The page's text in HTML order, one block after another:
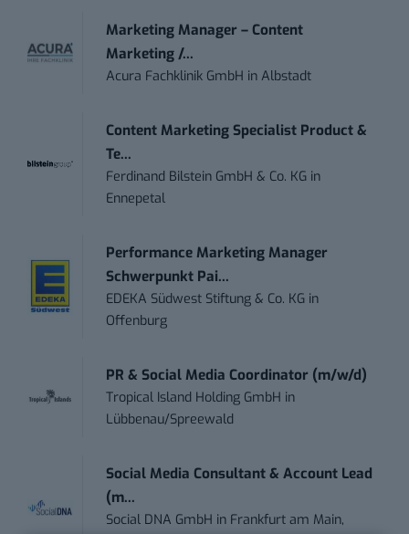
Marketing Manager – Content
Marketing /...
Acura Fachklinik GmbH inAlbstadt
Content Marketing Specialist Product &
Te...
Ferdinand Bilstein GmbH & Co. KG in
Ennepetal
Performance Marketing Manager
Schwerpunkt Pai...
EDEKA Südwest Stiftung & Co. KG in
Offenburg
PR & Social Media Coordinator (m/w/d)
Tropical Island Holding GmbH in
Lübbenau/Spreewald
Social Media Consultant & Account Lead
(m...
Social DNA GmbH in Frankfurt am Main,